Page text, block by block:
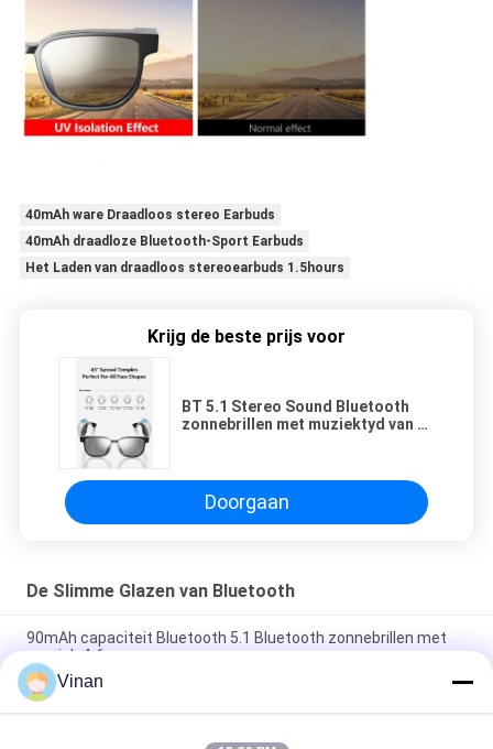
40mAh ware Draadloos stereo Earbuds
40mAh draadloze Bluetooth-Sport Earbuds
Het Laden van draadloos stereoearbuds 1.5hours
Krijg de beste prijs voor
BT 5.1 Stereo Sound Bluetooth
zonnebrillen met muziektyd van 4
Doorgaan
De Slimme Glazen van Bluetooth
90mAh capaciteit Bluetooth 5.1 Bluetooth zonnebrillen met
muziek 4-6 uur
TR Flexibel frame BT 5.3 Muziek 4-5 uur Fietsen Sport
Bluetooth Rijbril
Vinan